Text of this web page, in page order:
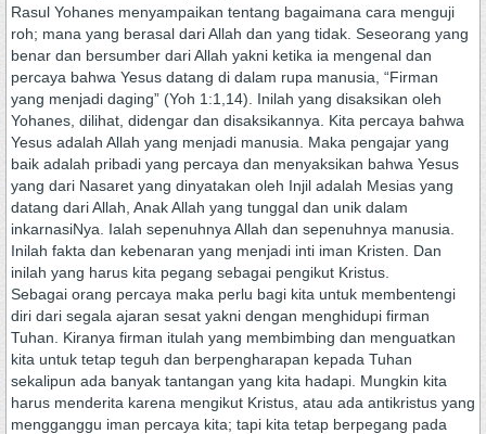
Rasul Yohanes menyampaikan tentang bagaimana cara menguji
roh; mana yang berasal dari Allah dan yang tidak. Seseorang yang
benar dan bersumber dari Allah yakni ketika ia mengenal dan
percaya bahwa Yesus datang di dalam rupa manusia, “Firman
yang menjadi daging” (Yoh 1:1,14). Inilah yang disaksikan oleh
Yohanes, dilihat, didengar dan disaksikannya. Kita percaya bahwa
Yesus adalah Allah yang menjadi manusia. Maka pengajar yang
baik adalah pribadi yang percaya dan menyaksikan bahwa Yesus
yang dari Nasaret yang dinyatakan oleh Injil adalah Mesias yang
datang dari Allah, Anak Allah yang tunggal dan unik dalam
inkarnasiNya. Ialah sepenuhnya Allah dan sepenuhnya manusia.
Inilah fakta dan kebenaran yang menjadi inti iman Kristen. Dan
inilah yang harus kita pegang sebagai pengikut Kristus.
Sebagai orang percaya maka perlu bagi kita untuk membentengi
diri dari segala ajaran sesat yakni dengan menghidupi firman
Tuhan. Kiranya firman itulah yang membimbing dan menguatkan
kita untuk tetap teguh dan berpengharapan kepada Tuhan
sekalipun ada banyak tantangan yang kita hadapi. Mungkin kita
harus menderita karena mengikut Kristus, atau ada antikristus yang
mengganggu iman percaya kita; tapi kita tetap berpegang pada